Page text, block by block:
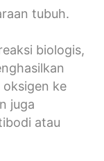
tubuh.
biologis,
ke
juga
atau